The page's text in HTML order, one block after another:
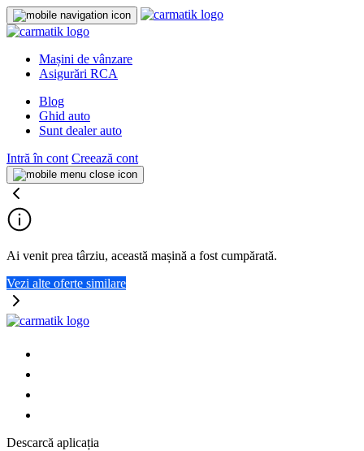
Mașini de vânzare
Asigurări RCA
Blog
Ghid auto
Sunt dealer auto
Intră în cont Creează cont
Ai venit prea târziu, această mașină a fost cumpărată.
Vezi alte oferte similare
Descarcă aplicația